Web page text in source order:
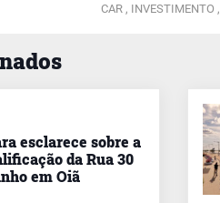
CAR , INVESTIMENTO ,
esclarece sobre a
da Rua 30
em Oiã